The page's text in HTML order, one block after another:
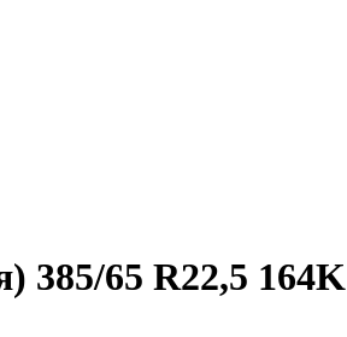
385/65 R22,5 164K